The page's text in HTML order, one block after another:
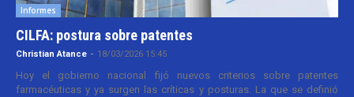
Informes
CILFA: postura sobre patentes
Christian Atance - 18/03/2026 15:45
Hoy el gobierno nacional fijó nuevos criterios sobre patentes
farmacéuticas y ya surgen las críticas y posturas. La que se definió